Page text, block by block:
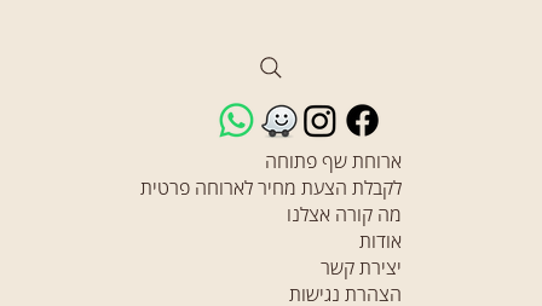
ארוחת שף פתוחה
לקבלת הצעת מחיר לארוחה פרטית
מה קורה אצלנו
אודות
יצירת קשר
הצהרת נגישות